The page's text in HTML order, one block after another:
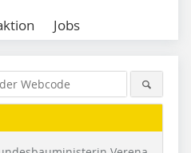
Jobs